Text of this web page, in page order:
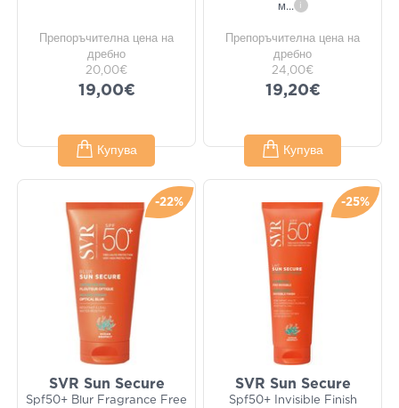
Препоръчителна цена на
дребно
20,00€
19,00€
Купува
м... i
Препоръчителна цена на
дребно
24,00€
19,20€
Купува
-22%
SVR Sun Secure
Spf50+ Blur Fragrance Free
-25%
SVR Sun Secure
Spf50+ Invisible Finish